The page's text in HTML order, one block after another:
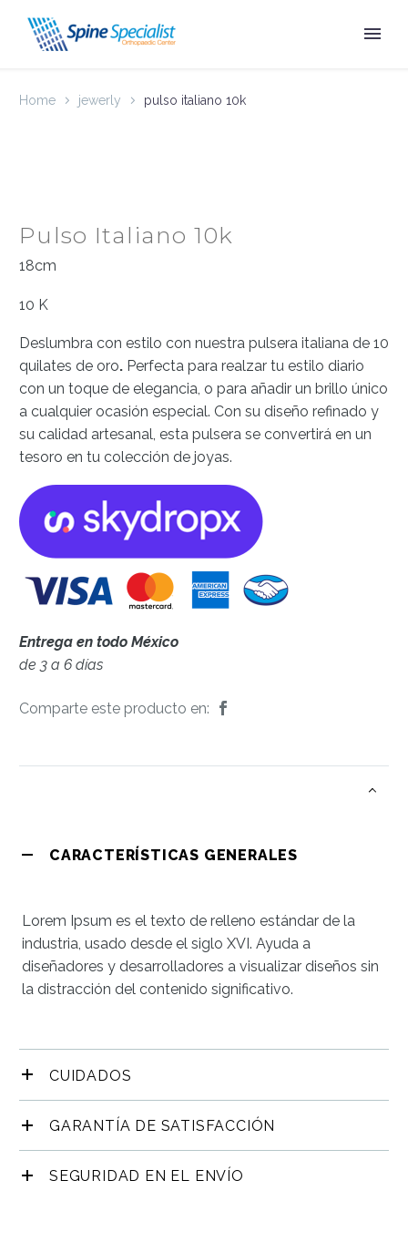
Home jewerly pulso italiano 10k
Pulso Italiano 10k
18cm
10 K
Deslumbra con estilo con nuestra pulsera italiana de 10
quilates de oro. Perfecta para realzar tu estilo diario
con un toque de elegancia, o para añadir un brillo único
a cualquier ocasión especial. Con su diseño refinado y
su calidad artesanal, esta pulsera se convertirá en un
tesoro en tu colección de joyas.
Entrega en todo México
de 3 a 6 días
Comparte este producto en:
CARACTERÍSTICAS GENERALES
Lorem Ipsum es el texto de relleno estándar de la
industria, usado desde el siglo XVI. Ayuda a
diseñadores y desarrolladores a visualizar diseños sin
la distracción del contenido significativo.
CUIDADOS
GARANTÍA DE SATISFACCIÓN
SEGURIDAD EN EL ENVÍO